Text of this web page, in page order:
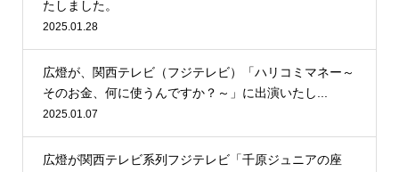
たしました。
2025.01.28
広燈が、関西テレビ（フジテレビ）「ハリコミマネー～
そのお金、何に使うんですか？～」に出演いたし...
2025.01.07
広燈が関西テレビ系列フジテレビ「千原ジュニアの座